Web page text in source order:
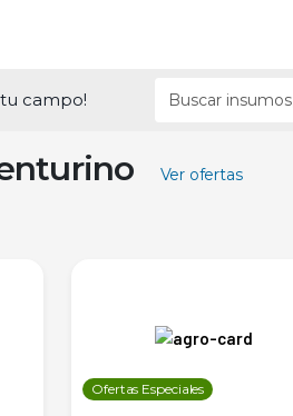
campo!
Ver ofertas
Ofertas Especiales